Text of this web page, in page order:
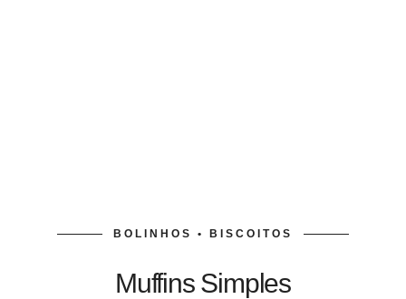
BOLINHOS • BISCOITOS
Muffins Simples